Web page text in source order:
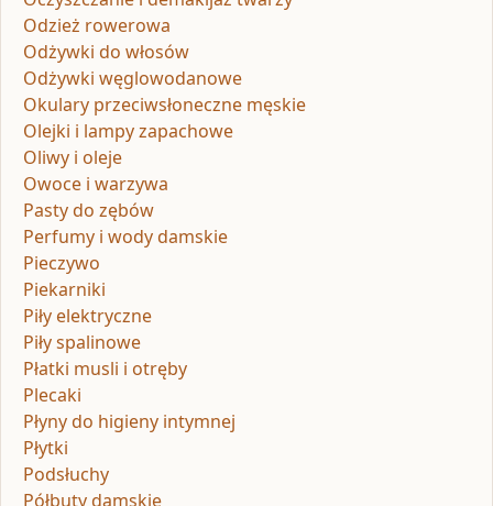
Odzież rowerowa
Odżywki do włosów
Odżywki węglowodanowe
Okulary przeciwsłoneczne męskie
Olejki i lampy zapachowe
Oliwy i oleje
Owoce i warzywa
Pasty do zębów
Perfumy i wody damskie
Pieczywo
Piekarniki
Piły elektryczne
Piły spalinowe
Płatki musli i otręby
Plecaki
Płyny do higieny intymnej
Płytki
Podsłuchy
Półbuty damskie